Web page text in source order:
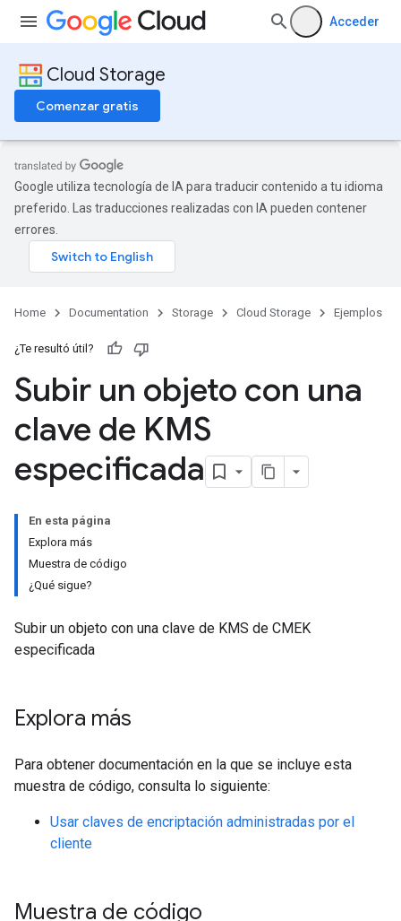
Acceder
Cloud Storage
Comenzar gratis
Google utiliza tecnología de IA para traducir contenido a tu idioma
preferido. Las traducciones realizadas con IA pueden contener
errores.
Home Documentation Storage Cloud Storage Ejemplos
¿Te resultó útil?
Subir un objeto con una
clave de KMS
especificada
En esta página
Explora más
Muestra de código
¿Qué sigue?
Subir un objeto con una clave de KMS de CMEK
especificada
Explora más
Para obtener documentación en la que se incluye esta
muestra de código, consulta lo siguiente:
Usar claves de encriptación administradas por el
cliente
Muestra de código